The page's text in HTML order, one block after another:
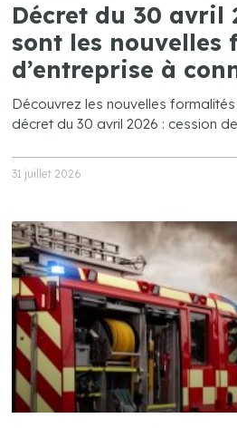
Décret du 30 avril
sont les nouvelles
d’entreprise à
Découvrez les nouvelles
décret du 30 avril 2026 : cession de
31 juillet 2026